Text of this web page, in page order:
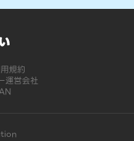
規約
運営会社